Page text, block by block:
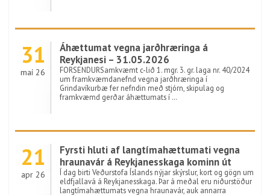
31
maí 26
Áhættumat vegna jarðhræringa á
Reykjanesi – 31.05.2026
FORSENDURSamkvæmt c-lið 1. mgr. 3. gr. laga nr. 40/2024
um framkvæmdanefnd vegna jarðhræringa í
Grindavíkurbæ fer nefndin með stjórn, skipulag og
framkvæmd gerðar áhættumats í …
21
apr 26
Fyrsti hluti af langtímahættumati vegna
hraunavár á Reykjanesskaga kominn út
Í dag birti Veðurstofa Íslands nýjar skýrslur, kort og gögn um
eldfjallavá á Reykjanesskaga. Þar á meðal eru niðurstöður
langtímahættumats vegna hraunavár, auk annarra